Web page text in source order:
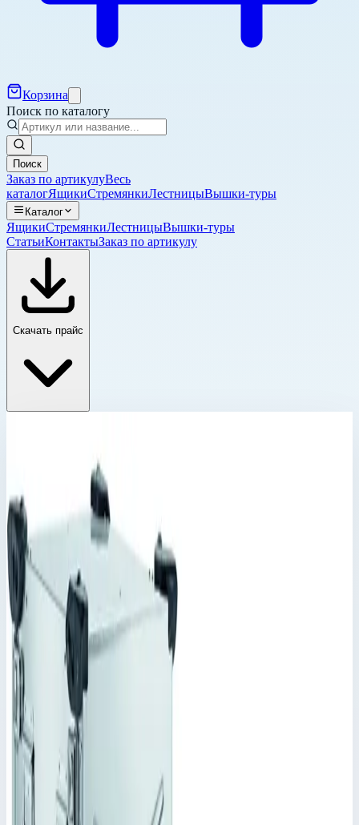
Корзина
Поиск по каталогу
Поиск
Заказ по артикулуВесь
каталогЯщикиСтремянкиЛестницыВышки-туры
Каталог
ЯщикиСтремянкиЛестницыВышки-туры
СтатьиКонтактыЗаказ по артикулу
Скачать прайс
Ящики и модульные системы
Футляры Zarges
Корпус Mitraset 19"
Корпус Mitraset Racklite 19" Zarges 3 HE/U
728х591х271,5 мм 45913
Корпус Mitraset 19" Артикул:45913
Корпус Mitraset Racklite 19" Zarges 3
HE/U 728х591х271,5 мм 45913
Корпус Mitraset Racklite 19" - 45913 Переносные корпусы для
электронных приборов
Корпус Mitraset 19"
Корпус Mitraset Racklite 19" Zarges 3 HE/U 728х591х271,5 мм
45913
Корпус Mitraset 19"